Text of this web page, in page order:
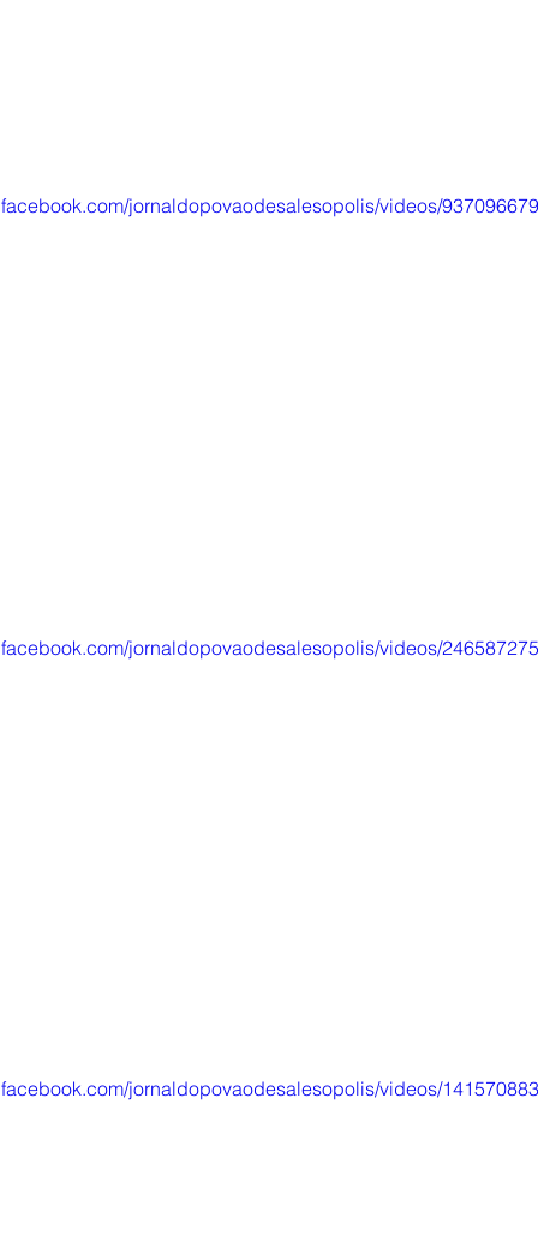
jornaldopovaodesalesopolis/videos/
jornaldopovaodesalesopolis/videos/
jornaldopovaodesalesopolis/videos/